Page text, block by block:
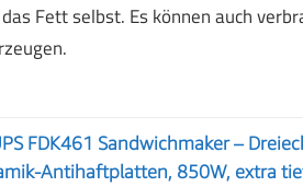
Fett selbst. Es können auch
FDK461 Sandwichmaker –
Antihaftplatten, 850W, extra